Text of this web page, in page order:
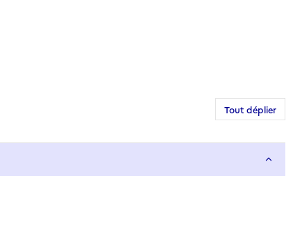
Tout déplier